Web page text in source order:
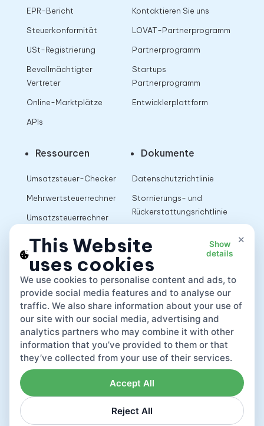
EPR-Bericht
Steuerkonformität
USt-Registrierung
Bevollmächtigter
Vertreter
Online-Marktplätze
APIs
Kontaktieren Sie uns
LOVAT-Partnerprogramm
Partnerprogramm
Startups
Partnerprogramm
Entwicklerplattform
Ressourcen
Umsatzsteuer-Checker
Mehrwertsteuerrechner
Umsatzsteuerrechner
Dokumente
Datenschutzrichtlinie
Stornierungs- und
Rückerstattungsrichtlinie
App
×
This Website
uses cookies
Show
details
We use cookies to personalise content and ads, to
provide social media features and to analyse our
traffic. We also share information about your use of
our site with our social media, advertising and
analytics partners who may combine it with other
information that you’ve provided to them or that
they’ve collected from your use of their services.
Reject All
Accept All